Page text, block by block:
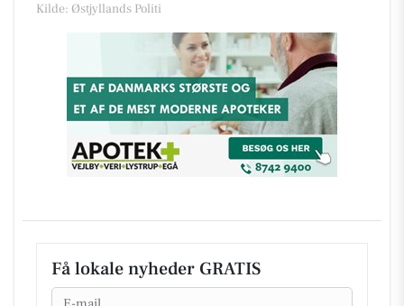
Kilde: Østjyllands Politi
Få lokale nyheder GRATIS
Email